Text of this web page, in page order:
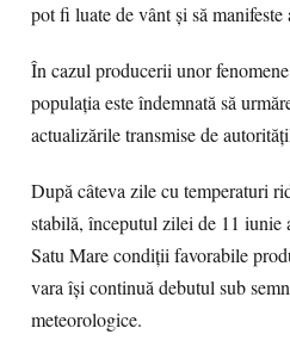
pot fi luate de vânt și să
În cazul producerii unor
populația este îndemnată să
actualizările transmise de
După câteva zile cu temperaturi
stabilă, începutul zilei de 11
Satu Mare condiții favorabile
vara își continuă debutul sub
meteorologice.